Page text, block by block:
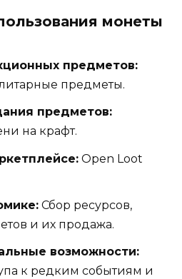
монеты
предметов:
предметы.
предметов:
на крафт.
Open Loot
Сбор ресурсов,
и их продажа.
возможности:
к редким событиям и